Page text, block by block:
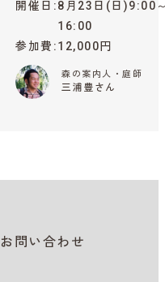
開催日
8月23日(日)9:00
16:00
参加費 12,000円
森の案内人・庭師
三浦豊さん
お問い合わせ